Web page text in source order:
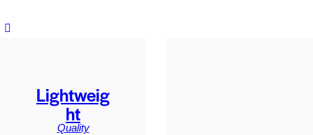
Lightweig
ht
Quality